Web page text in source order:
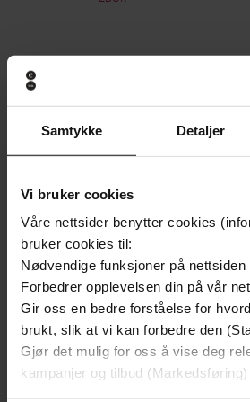
Samtykke Detaljer
Vi bruker cookies
Våre nettsider benytter cookies
bruker cookies til:
Nødvendige funksjoner på nettsiden
Forbedrer opplevelsen din på vår
Gir oss en bedre forståelse for
brukt, slik at vi kan forbedre den
Gjør det mulig for oss å vise deg
kampanjer og tilbud (Markedsføring)
Andre har også kjøpt
Premium